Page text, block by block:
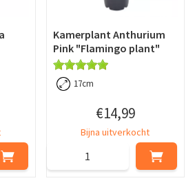
Kamerplant Anthurium
Pink "Flamingo plant"
17cm
€14,99
Bijna uitverkocht